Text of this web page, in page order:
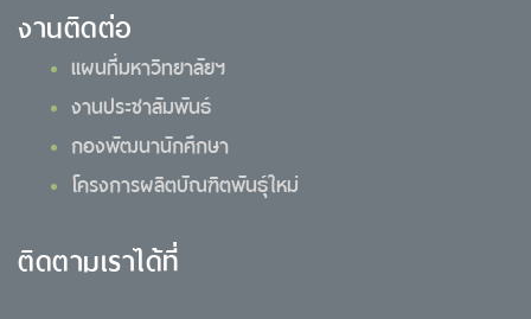
งานติดต่อ
แผนที่มหาวิทยาลัยฯ
งานประชาสัมพันธ์
กองพัฒนานักศึกษา
โครงการผลิตบัณฑิตพันธุ์ใหม่
ติดตามเราได้ที่